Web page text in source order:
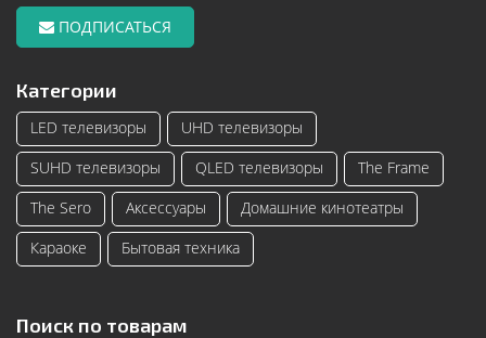
ПОДПИСАТЬСЯ
Категории
LED телевизоры
UHD телевизоры
SUHD телевизоры
QLED телевизоры
The Frame
The Sero
Аксессуары
Домашние кинотеатры
Караоке
Бытовая техника
Поиск по товарам